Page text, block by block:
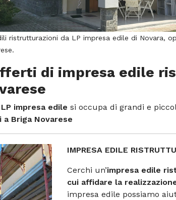
ristrutturazioni da LP impresa edile di Novara,
di impresa edile
LP impresa edile si occupa di grandi e
Briga Novarese
IMPRESA EDILE
Cerchi un’impresa edile
cui affidare la
impresa edile possiamo